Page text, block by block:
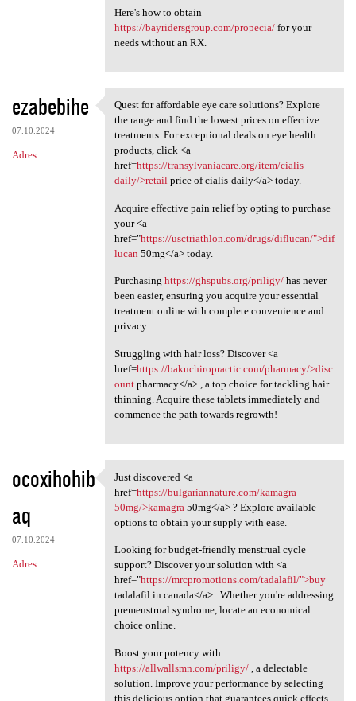
Here's how to obtain
https://bayridersgroup.com/propecia/for your
needs without an RX.
ezabebihe
07.10.2024
Adres
Quest for affordable eye care
Quest for affordable eye care solutions? Explore
the range and find the lowest prices on effective
treatments. For exceptional deals on eye health
products, click <a
href=https://transylvaniacare.org/item/cialis-
daily/>retailprice of cialis-daily</a> today.
Acquire effective pain relief by opting to purchase
your <a
href="https://usctriathlon.com/drugs/diflucan/">dif
lucan 50mg</a> today.
Purchasing https://ghspubs.org/priligy/has never
been easier, ensuring you acquire your essential
treatment online with complete convenience and
privacy.
Struggling with hair loss? Discover <a
href=https://bakuchiropractic.com/pharmacy/>disc
ountpharmacy</a> , a top choice for tackling hair
thinning. Acquire these tablets immediately and
commence the path towards regrowth!
ocoxihohib
aq
07.10.2024
Adres
Just discovered <a href=https
Just discovered <a
href=https://bulgariannature.com/kamagra-
50mg/>kamagra 50mg</a> ? Explore available
options to obtain your supply with ease.
Looking for budget-friendly menstrual cycle
support? Discover your solution with <a
href="https://mrcpromotions.com/tadalafil/">buy
tadalafil in canada</a> . Whether you're addressing
premenstrual syndrome, locate an economical
choice online.
Boost your potency with
https://allwallsmn.com/priligy/, a delectable
solution. Improve your performance by selecting
this delicious option that guarantees quick effects.